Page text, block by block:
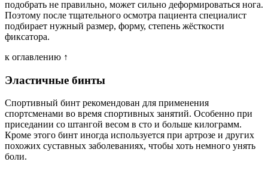
подобрать не правильно, может сильно деформироваться нога.
Поэтому после тщательного осмотра пациента специалист
подбирает нужный размер, форму, степень жёсткости
фиксатора.
к оглавлению ↑
Эластичные бинты
Спортивный бинт рекомендован для применения
спортсменами во время спортивных занятий. Особенно при
приседании со штангой весом в сто и больше килограмм.
Кроме этого бинт иногда используется при артрозе и других
похожих суставных заболеваниях, чтобы хоть немного унять
боли.